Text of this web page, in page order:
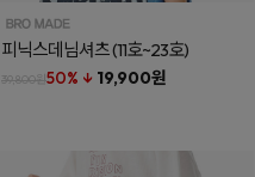
피닉스데님셔츠(11호~23호)
39,800원50% ↓ 19,900원